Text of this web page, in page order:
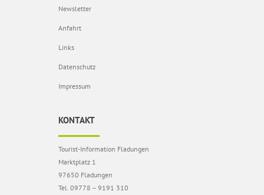
Newsletter
Anfahrt
Links
Datenschutz
Impressum
KONTAKT
Tourist-Information Fladungen
Marktplatz 1
97650 Fladungen
Tel. 09778 – 9191 310